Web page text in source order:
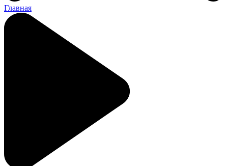
Главная